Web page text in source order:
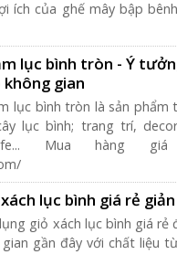
ích của ghế mây bập
lục bình tròn - Ý
không gian
lục bình tròn là sản phẩm
lục bình; trang trí,
Mua hàng
xách lục bình giá rẻ
giỏ xách lục bình giá rẻ
gần đây với chất liệu